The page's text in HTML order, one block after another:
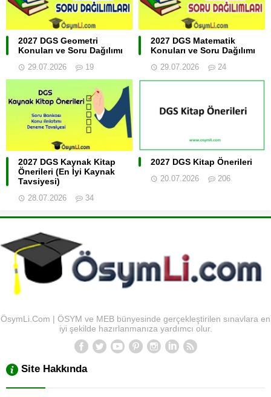
2027 DGS Geometri
Konuları ve Soru Dağılımı
29.07.2026 19
2027 DGS Matematik
Konuları ve Soru Dağılımı
29.07.2026 24
2027 DGS Kaynak Kitap
Önerileri (En İyi Kaynak
Tavsiyesi)
28.07.2026 34
2027 DGS Kitap Önerileri
20.07.2026 206
ÖsymLi.Com | ÖSYM ve MEB bünyesinde gerçekleştirilen sınavlara en
iyi şekilde hazırlanmanıza yardımcı olur.
Site Hakkında